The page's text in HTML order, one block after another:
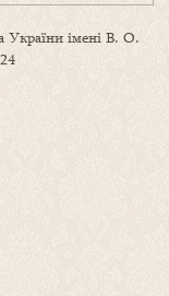
України імені В. О.